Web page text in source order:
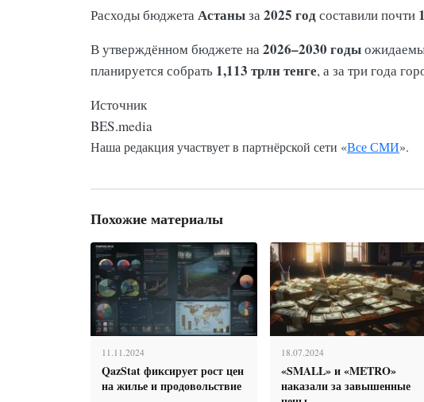
Расходы бюджетаАстаныза2025 годсоставили почти
В утверждённом бюджете на2026–2030 годы
планируется собрать 1,113 трлн тенге, а за три года
Источник
BES.media
Наша редакция участвует в партнёрской сети «Все СМИ».
Похожие материалы
11.11.2024
QazStat фиксирует рост цен
на жилье и продовольствие
18.07.2024
«SMALL» и «METRO»
наказали за завышенные